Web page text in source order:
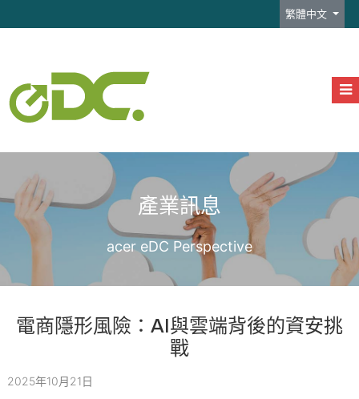
選擇你的語言
繁體中文
產業訊息
acer eDC Perspective
電商隱形風險：AI與雲端背後的資安挑
戰
2025年10月21日